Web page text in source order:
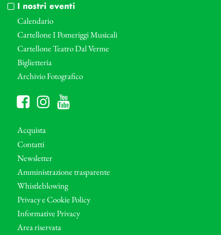
I nostri eventi
Calendario
Cartellone I Pomeriggi Musicali
Cartellone Teatro Dal Verme
Biglietteria
Archivio Fotografico
Acquista
Contatti
Newsletter
Amministrazione trasparente
Whistleblowing
Privacy e Cookie Policy
Informative Privacy
Area riservata